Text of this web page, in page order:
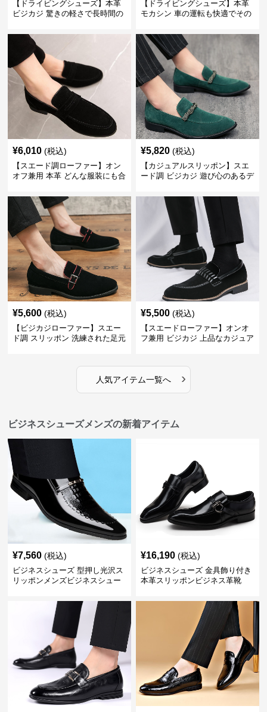
【ドライビングシューズ】本革
ビジカジ 驚きの軽さで長時間の
【ドライビングシューズ】本革
モカシン 車の運転も快適でその
¥6,010 (税込)
【スエード調ローファー】オン
オフ兼用 本革 どんな服装にも合
供
¥5,820 (税込)
【カジュアルスリッポン】スエ
ード調 ビジカジ 遊び心のあるデ
表現
¥5,600 (税込)
【ビジカジローファー】スエー
ド調 スリッポン 洗練された足元
¥5,500 (税込)
【スエードローファー】オンオ
フ兼用 ビジカジ 上品なカジュア
人気アイテム一覧へ ›
ビジネスシューズメンズの新着アイテム
¥7,560 (税込)
ビジネスシューズ 型押し光沢ス
リッポンメンズビジネスシュー
¥16,190 (税込)
ビジネスシューズ 金具飾り付き
本革スリッポンビジネス革靴